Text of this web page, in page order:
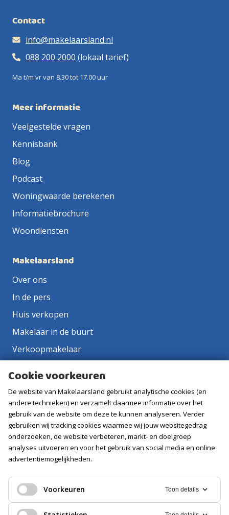
Contact
info@makelaarsland.nl
088 200 2000 (lokaal tarief)
Ma t/m vr van 8.30 tot 17.00 uur
Meer informatie
Veelgestelde vragen
Kennisbank
Blog
Podcast
Woningwaarde berekenen
Informatiebrochure
Woondiensten
Makelaarsland
Over ons
In de pers
Huis verkopen
Makelaar in de buurt
Verkoopmakelaar
Vacatures
Volg ons
Cookie voorkeuren
De website van Makelaarsland gebruikt analytische cookies (en
andere technieken) en verzamelt daarmee informatie over het
gebruik van de website om deze te kunnen analyseren. Verder
gebruiken wij tracking cookies waarmee wij jouw websitegedrag
onderzoeken, de website verbeteren, markt- en doelgroep
analyses uitvoeren en voor het gebruik van social media en online
advertentiemogelijkheden.
Voorkeuren Toon details